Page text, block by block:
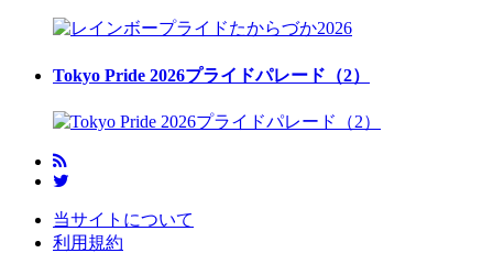
Tokyo Pride 2026プライドパレード（2）
当サイトについて
利用規約